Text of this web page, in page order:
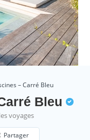
– Carré Bleu
Bleu
voyages
Partager